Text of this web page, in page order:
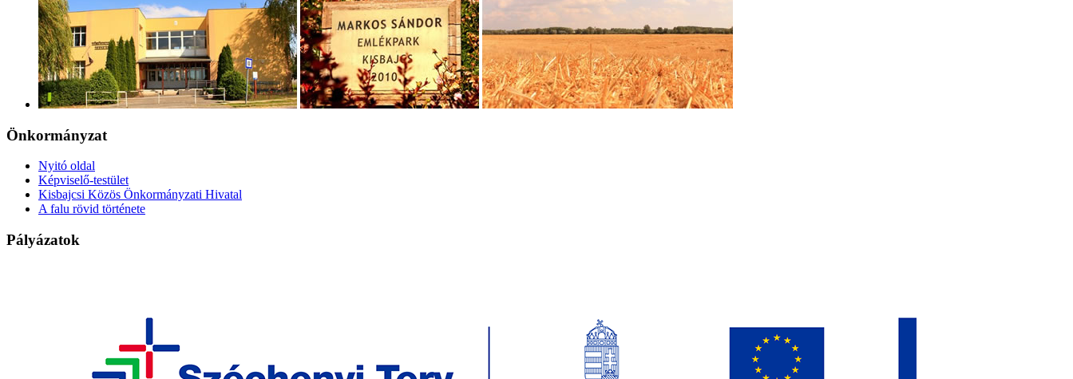
Önkormányzat
Nyitó oldal
Képviselő-testület
Kisbajcsi Közös Önkormányzati Hivatal
A falu rövid története
Pályázatok